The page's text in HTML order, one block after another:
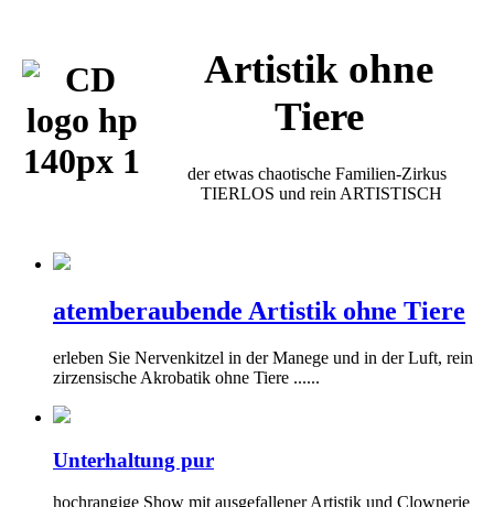
Artistik ohne
Tiere
der etwas chaotische Familien-Zirkus
TIERLOS und rein ARTISTISCH
atemberaubende Artistik ohne Tiere
erleben Sie Nervenkitzel in der Manege und in der Luft, rein
zirzensische Akrobatik ohne Tiere ......
Unterhaltung pur
hochrangige Show mit ausgefallener Artistik und Clownerie